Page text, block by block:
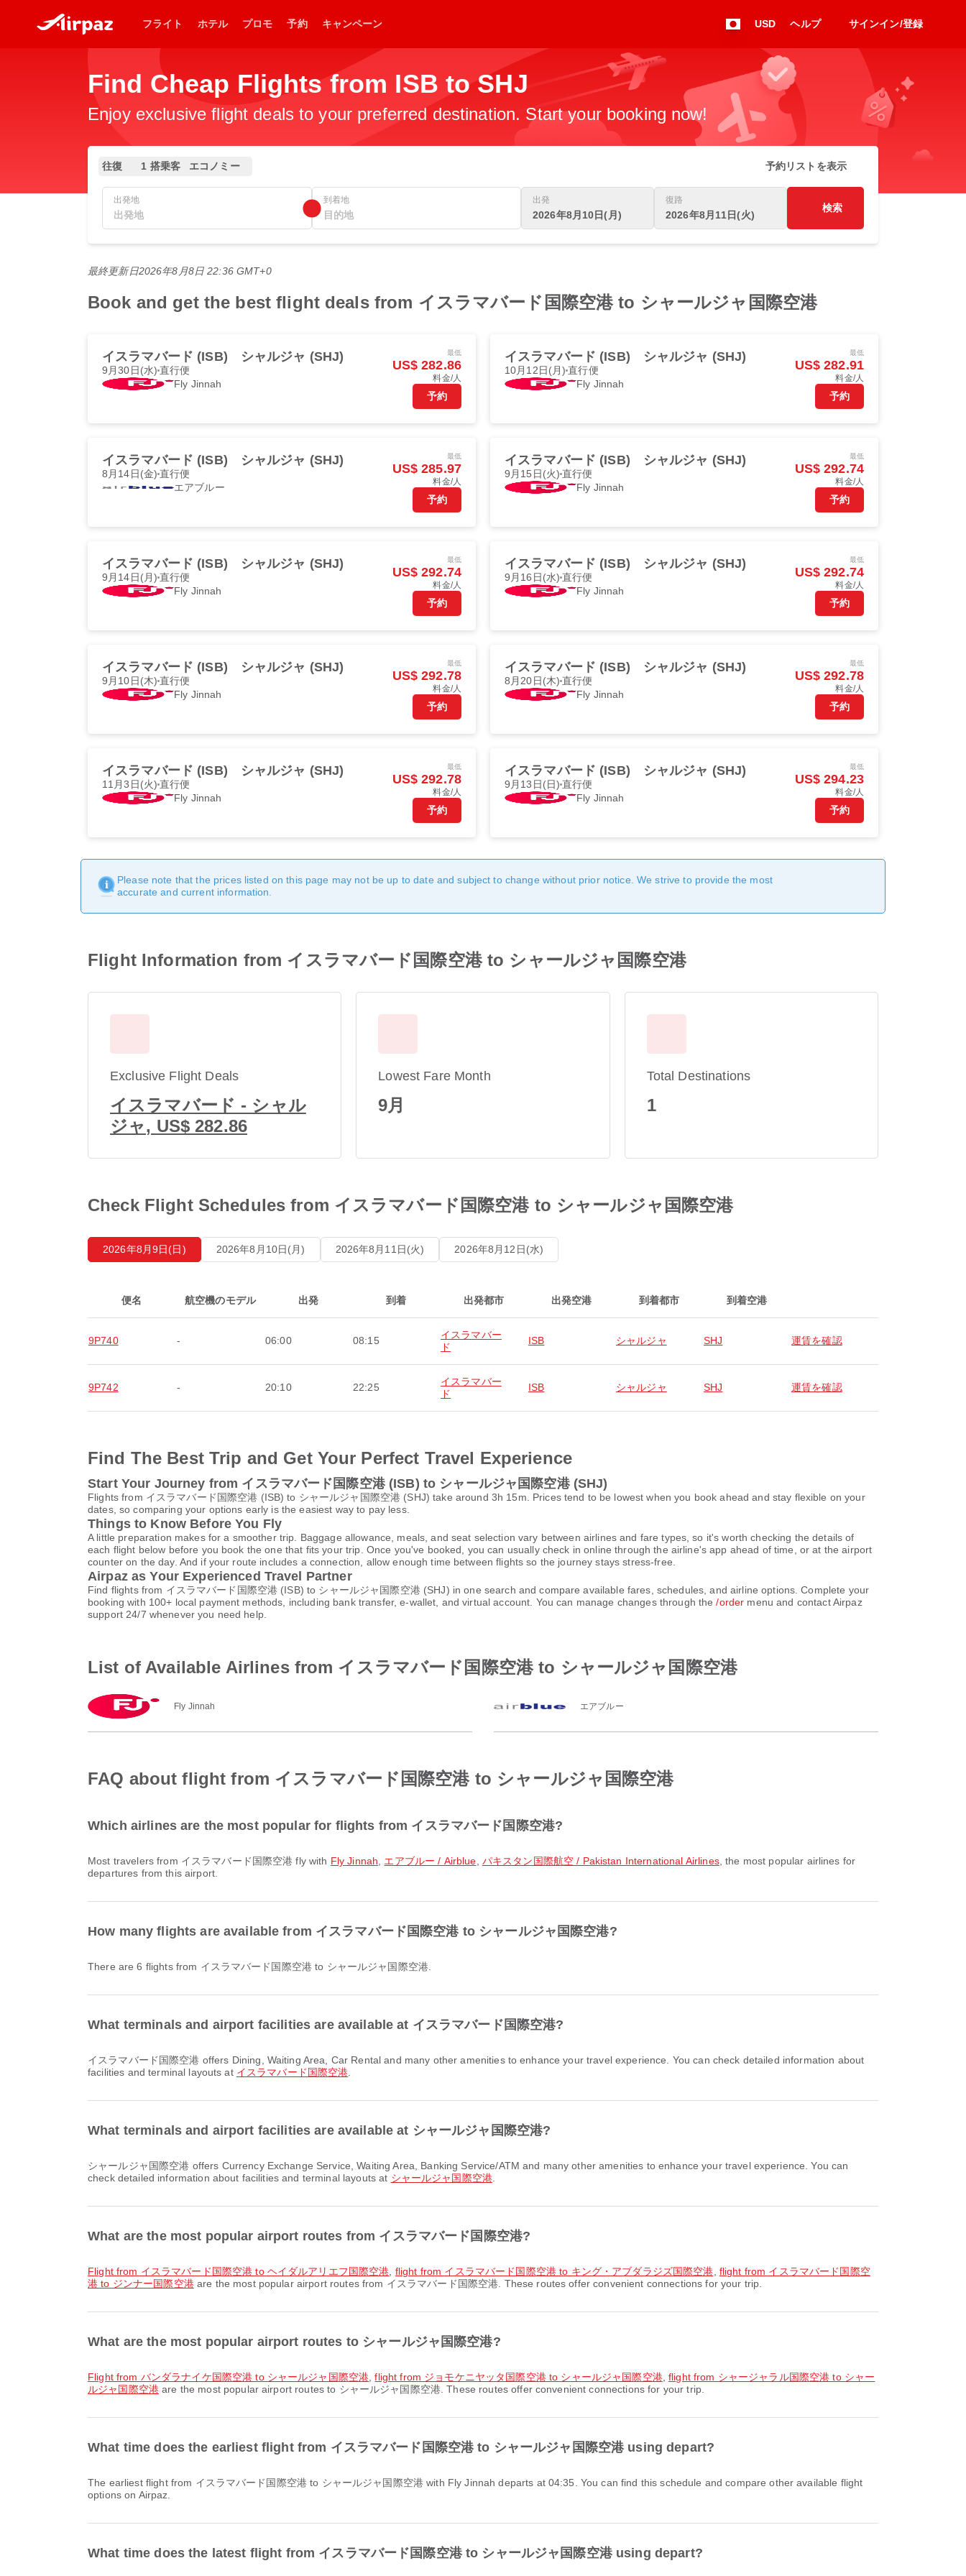
フライト ホテル プロモ 予約 キャンペーン USD ヘルプ サインイン/登録
Find Cheap Flights from ISB to SHJ
Enjoy exclusive flight deals to your preferred destination. Start your booking now!
往復 1 搭乗客 エコノミー 予約リストを表示
出発地 到着地 出発
2026年8月10日(月)
復路
2026年8月11日(火)
検索
最終更新日2026年8月8日 22:36 GMT+0
Book and get the best flight deals from イスラマバード国際空港 to シャールジャ国際空港
イスラマバード (ISB) シャルジャ (SHJ)
9月30日(水)直行便
Fly Jinnah
最低
US$ 282.86
料金/人
予約
イスラマバード (ISB) シャルジャ (SHJ)
10月12日(月)直行便
Fly Jinnah
最低
US$ 282.91
料金/人
予約
イスラマバード (ISB) シャルジャ (SHJ)
8月14日(金)直行便
エアブルー
最低
US$ 285.97
料金/人
予約
イスラマバード (ISB) シャルジャ (SHJ)
9月15日(火)直行便
Fly Jinnah
最低
US$ 292.74
料金/人
予約
イスラマバード (ISB) シャルジャ (SHJ)
9月14日(月)直行便
Fly Jinnah
最低
US$ 292.74
料金/人
予約
イスラマバード (ISB) シャルジャ (SHJ)
9月16日(水)直行便
Fly Jinnah
最低
US$ 292.74
料金/人
予約
イスラマバード (ISB) シャルジャ (SHJ)
9月10日(木)直行便
Fly Jinnah
最低
US$ 292.78
料金/人
予約
イスラマバード (ISB) シャルジャ (SHJ)
8月20日(木)直行便
Fly Jinnah
最低
US$ 292.78
料金/人
予約
イスラマバード (ISB) シャルジャ (SHJ)
11月3日(火)直行便
Fly Jinnah
最低
US$ 292.78
料金/人
予約
イスラマバード (ISB) シャルジャ (SHJ)
9月13日(日)直行便
Fly Jinnah
最低
US$ 294.23
料金/人
予約
Please note that the prices listed on this page may not be up to date and subject to change without prior notice. We strive to provide the most
accurate and current information.
Flight Information from イスラマバード国際空港 to シャールジャ国際空港
Exclusive Flight Deals
イスラマバード - シャル
ジャ, US$ 282.86
Lowest Fare Month
9月
Total Destinations
1
Check Flight Schedules from イスラマバード国際空港 to シャールジャ国際空港
2026年8月9日(日) 2026年8月10日(月) 2026年8月11日(火) 2026年8月12日(水)
便名 航空機のモデル 出発 到着 出発都市 出発空港 到着都市 到着空港
9P740 - 06:00 08:15
イスラマバー
ド
ISB シャルジャ SHJ 運賃を確認
9P742 - 20:10 22:25
イスラマバー
ド
ISB シャルジャ SHJ 運賃を確認
Find The Best Trip and Get Your Perfect Travel Experience
Start Your Journey from イスラマバード国際空港 (ISB) to シャールジャ国際空港 (SHJ)
Flights from イスラマバード国際空港 (ISB) to シャールジャ国際空港 (SHJ) take around 3h 15m. Prices tend to be lowest when you book ahead and stay flexible on your
dates, so comparing your options early is the easiest way to pay less.
Things to Know Before You Fly
A little preparation makes for a smoother trip. Baggage allowance, meals, and seat selection vary between airlines and fare types, so it's worth checking the details of
each flight below before you book the one that fits your trip. Once you've booked, you can usually check in online through the airline's app ahead of time, or at the airport
counter on the day. And if your route includes a connection, allow enough time between flights so the journey stays stress-free.
Airpaz as Your Experienced Travel Partner
Find flights from イスラマバード国際空港 (ISB) to シャールジャ国際空港 (SHJ) in one search and compare available fares, schedules, and airline options. Complete your
booking with 100+ local payment methods, including bank transfer, e-wallet, and virtual account. You can manage changes through the/order menu and contact Airpaz
support 24/7 whenever you need help.
List of Available Airlines from イスラマバード国際空港 to シャールジャ国際空港
Fly Jinnah エアブルー
FAQ about flight from イスラマバード国際空港 to シャールジャ国際空港
Which airlines are the most popular for flights from イスラマバード国際空港?
Most travelers from イスラマバード国際空港 fly with Fly Jinnah エアブルー / Airblue パキスタン国際航空 / Pakistan International Airlines, the most popular airlines for
departures from this airport.
How many flights are available from イスラマバード国際空港 to シャールジャ国際空港?
There are 6 flights from イスラマバード国際空港 to シャールジャ国際空港.
What terminals and airport facilities are available at イスラマバード国際空港?
イスラマバード国際空港 offers Dining, Waiting Area, Car Rental and many other amenities to enhance your travel experience. You can check detailed information about
facilities and terminal layouts at イスラマバード国際空港
What terminals and airport facilities are available at シャールジャ国際空港?
シャールジャ国際空港 offers Currency Exchange Service, Waiting Area, Banking Service/ATM and many other amenities to enhance your travel experience. You can
check detailed information about facilities and terminal layouts at シャールジャ国際空港.
What are the most popular airport routes from イスラマバード国際空港?
flight from イスラマバード国際空港 to ヘイダルアリエフ国際空港 flight from イスラマバード国際空港 to キング・アブダラジズ国際空港 flight from イスラマバード国際空
港 to ジンナー国際空港are the most popular airport routes from イスラマバード国際空港. These routes offer convenient connections for your trip.
What are the most popular airport routes to シャールジャ国際空港?
flight from バンダラナイケ国際空港 to シャールジャ国際空港 ,flight from ジョモケニヤッタ国際空港 to シャールジャ国際空港,flight from シャージャラル国際空港 to シャー
ルジャ国際空港are the most popular airport routes to シャールジャ国際空港. These routes offer convenient connections for your trip.
What time does the earliest flight from イスラマバード国際空港 to シャールジャ国際空港 using depart?
The earliest flight from イスラマバード国際空港 to シャールジャ国際空港 with Fly Jinnah departs at 04:35. You can find this schedule and compare other available flight
options on Airpaz.
What time does the latest flight from イスラマバード国際空港 to シャールジャ国際空港 using depart?